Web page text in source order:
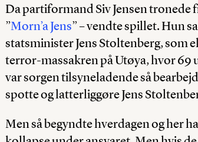
Da partiformand Siv Jensen tronede
”Morn’a Jens” – vendte spillet. Hun
statsminister Jens Stoltenberg, som
terror-massakren på Utøya, hvor 69
var sorgen tilsyneladende så
spotte og latterliggøre Jens
Men så begyndte hverdagen og her